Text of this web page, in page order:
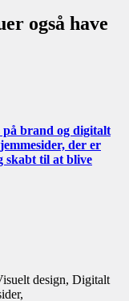
også have
brand og digitalt
der er
skabt til at blive
design, Digitalt